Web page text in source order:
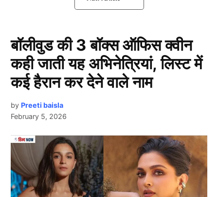
Rohit Sharma ने ठोक डाला तिहरा शतक
Rohit Sharma
दरअसल हमरोहित शर्मा (Rohit Sharma)की जिस तूफानी पारी
की बात कर रहे है, वो उन्होंने गुजरात के खिलाफ 15 दिसंबर
2009 रणजी ट्रॉफी सुपर लीग में खेली थी। उस दिन हिटमैन ने
Next Article
बॉलीवुड की 3 बॉक्स ऑफिस क्वीन
कही जाती यह अभिनेत्रियां, लिस्ट में
कई हैरान कर देने वाले नाम
by Preeti baisla
February 5, 2026